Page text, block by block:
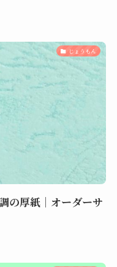
じょうもん
の厚紙｜オーダーサ